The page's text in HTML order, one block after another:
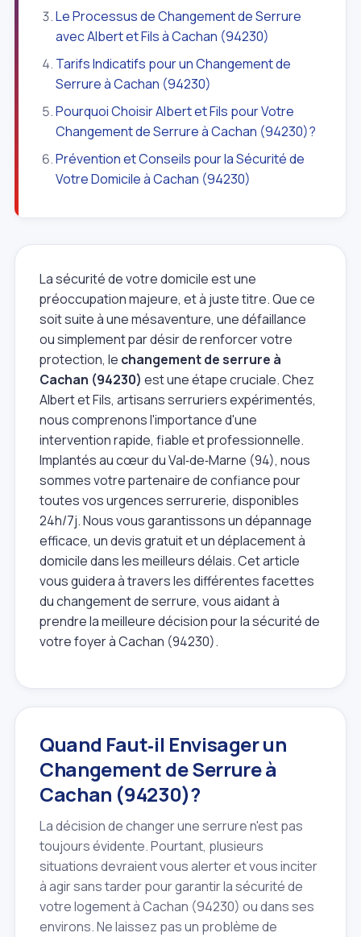
Le Processus de Changement de Serrure
avec Albert et Fils à Cachan (94230)
Tarifs Indicatifs pour un Changement de
Serrure à Cachan (94230)
Pourquoi Choisir Albert et Fils pour Votre
Changement de Serrure à Cachan (94230)?
Prévention et Conseils pour la Sécurité de
Votre Domicile à Cachan (94230)
La sécurité de votre domicile est une
préoccupation majeure, et à juste titre. Que ce
soit suite à une mésaventure, une défaillance
ou simplement par désir de renforcer votre
protection, le changement de serrure à
Cachan (94230) est une étape cruciale. Chez
Albert et Fils, artisans serruriers expérimentés,
nous comprenons l'importance d'une
intervention rapide, fiable et professionnelle.
Implantés au cœur du Val‑de‑Marne (94), nous
sommes votre partenaire de confiance pour
toutes vos urgences serrurerie, disponibles
24h/7j. Nous vous garantissons un dépannage
efficace, un devis gratuit et un déplacement à
domicile dans les meilleurs délais. Cet article
vous guidera à travers les différentes facettes
du changement de serrure, vous aidant à
prendre la meilleure décision pour la sécurité de
votre foyer à Cachan (94230).
Quand Faut‑il Envisager un
Changement de Serrure à
Cachan (94230)?
La décision de changer une serrure n'est pas
toujours évidente. Pourtant, plusieurs
situations devraient vous alerter et vous inciter
à agir sans tarder pour garantir la sécurité de
votre logement à Cachan (94230) ou dans ses
environs. Ne laissez pas un problème de